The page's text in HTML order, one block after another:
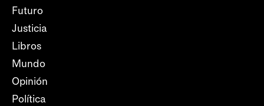
Futuro
Justicia
Libros
Mundo
Opinión
Política